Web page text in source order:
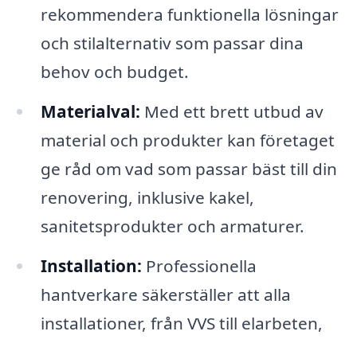
rekommendera funktionella lösningar
och stilalternativ som passar dina
behov och budget.
Materialval: Med ett brett utbud av
material och produkter kan företaget
ge råd om vad som passar bäst till din
renovering, inklusive kakel,
sanitetsprodukter och armaturer.
Installation: Professionella
hantverkare säkerställer att alla
installationer, från VVS till elarbeten,